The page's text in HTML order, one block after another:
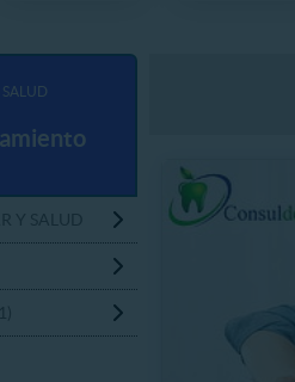
SALUD